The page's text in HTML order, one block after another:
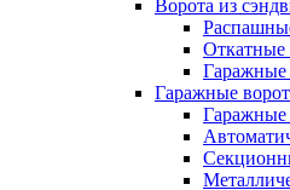
Ворота из
Откатные
Гаражные
Гаражные
Гаражные